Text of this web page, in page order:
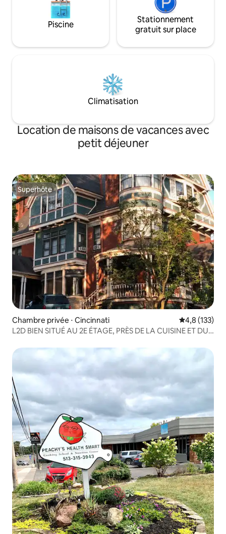
Piscine
Stationnement
gratuit sur place
Climatisation
Location de maisons de vacances avec
petit déjeuner
Superhôte
Superhôte
Chambre privée ⋅ Cincinnati Évaluation
4,8 (133)
L2D BIEN SITUÉ AU 2E ÉTAGE, PRÈS DE LA CUISINE ET DU